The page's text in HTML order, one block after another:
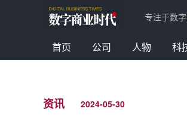
专注于数
首页 公司 人物 科
资讯 2024-05-30